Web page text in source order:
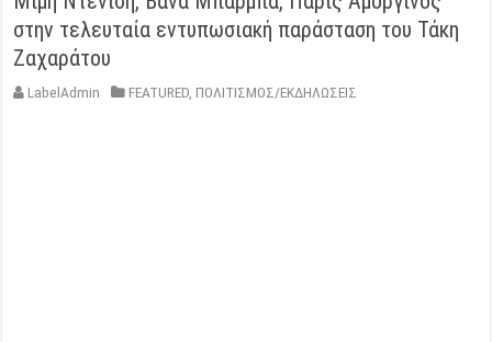
στην τελευταία εντυπωσιακή παράσταση του Τάκη
Ζαχαράτου
LabelAdmin FEATURED, ΠΟΛΙΤΙΣΜΟΣ/ΕΚΔΗΛΩΣΕΙΣ